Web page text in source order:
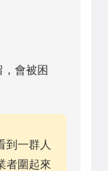
會被困
到一群人
者圍起來